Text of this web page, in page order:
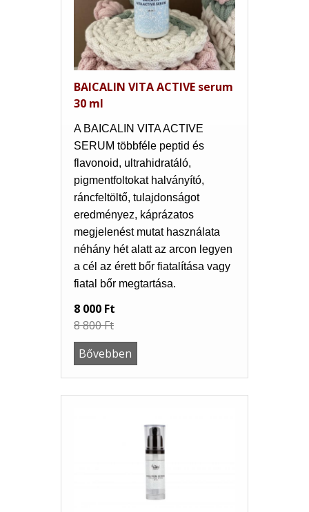
BAICALIN VITA ACTIVE serum
30 ml
A BAICALIN VITA ACTIVE
SERUM többféle peptid és
flavonoid, ultrahidratáló,
pigmentfoltokat halványító,
ráncfeltöltő, tulajdonságot
eredményez, káprázatos
megjelenést mutat használata
néhány hét alatt az arcon legyen
a cél az érett bőr fiatalítása vagy
fiatal bőr megtartása.
8 000 Ft
8 800 Ft
Bővebben